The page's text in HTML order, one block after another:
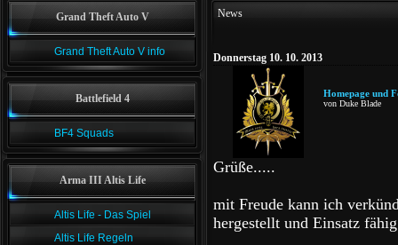
Grand Theft Auto V
Grand Theft Auto V info
Battlefield 4
BF4 Squads
Arma III Altis Life
Altis Life - Das Spiel
Altis Life Regeln
News
Donnerstag 10. 10. 2013
Homepage und
von Duke Blade
Grüße.....
mit Freude kann ich
hergestellt und Einsatz